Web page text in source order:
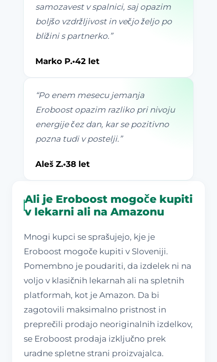
samozavest v spalnici, saj opazim
boljšo vzdržljivost in večjo željo po
bližini s partnerko. ”
Marko P.•42 let
“Po enem mesecu jemanja
Eroboost opazim razliko pri nivoju
energije čez dan, kar se pozitivno
pozna tudi v postelji. ”
Aleš Z.•38 let
Ali je Eroboost mogoče kupiti
v lekarni ali na Amazonu
Mnogi kupci se sprašujejo, kje je
Eroboost mogoče kupiti v Sloveniji.
Pomembno je poudariti, da izdelek ni na
voljo v klasičnih lekarnah ali na spletnih
platformah, kot je Amazon. Da bi
zagotovili maksimalno pristnost in
preprečili prodajo neoriginalnih izdelkov,
se Eroboost prodaja izključno prek
uradne spletne strani proizvajalca.